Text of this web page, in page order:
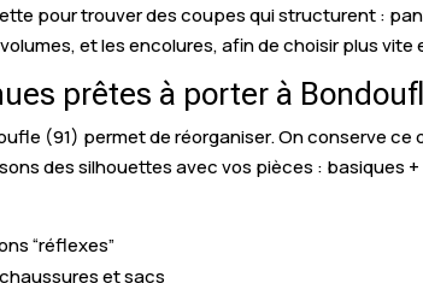
pour trouver des coupes qui structurent :
et les encolures, afin de choisir plus
prêtes à porter à
(91) permet de réorganiser. On conserve
des silhouettes avec vos pièces :
“réflexes”
et sacs